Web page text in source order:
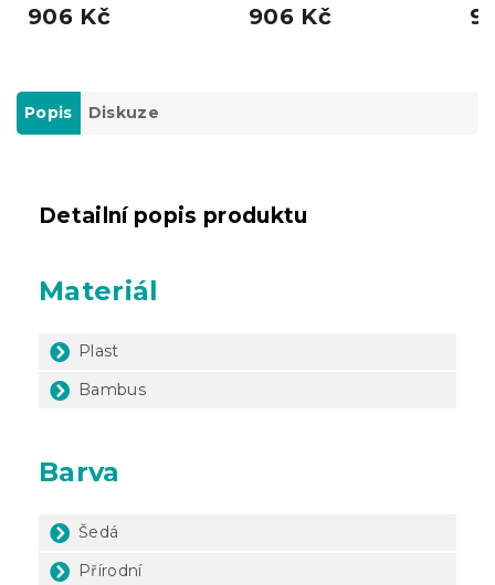
906 Kč 906 Kč
Popis Diskuze
Detailní popis produktu
Materiál
Plast
Bambus
Barva
Šedá
Přírodní